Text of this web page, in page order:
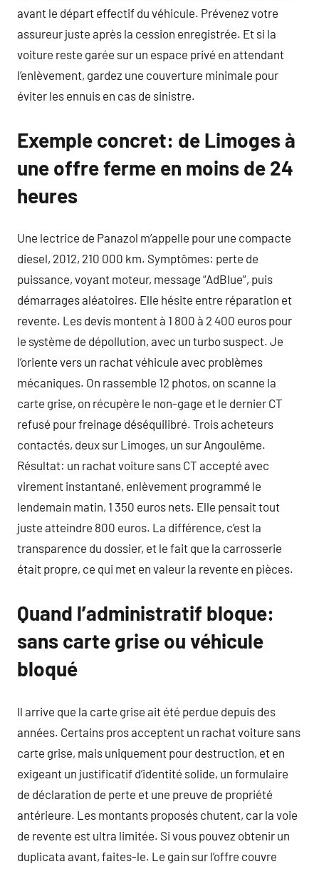
avant le départ effectif du véhicule. Prévenez votre
assureur juste après la cession enregistrée. Et si la
voiture reste garée sur un espace privé en attendant
l’enlèvement, gardez une couverture minimale pour
éviter les ennuis en cas de sinistre.
Exemple concret: de Limoges à
une offre ferme en moins de 24
heures
Une lectrice de Panazol m’appelle pour une compacte
diesel, 2012, 210 000 km. Symptômes: perte de
puissance, voyant moteur, message “AdBlue”, puis
démarrages aléatoires. Elle hésite entre réparation et
revente. Les devis montent à 1 800 à 2 400 euros pour
le système de dépollution, avec un turbo suspect. Je
l’oriente vers un rachat véhicule avec problèmes
mécaniques. On rassemble 12 photos, on scanne la
carte grise, on récupère le non-gage et le dernier CT
refusé pour freinage déséquilibré. Trois acheteurs
contactés, deux sur Limoges, un sur Angoulême.
Résultat: un rachat voiture sans CT accepté avec
virement instantané, enlèvement programmé le
lendemain matin, 1 350 euros nets. Elle pensait tout
juste atteindre 800 euros. La différence, c’est la
transparence du dossier, et le fait que la carrosserie
était propre, ce qui met en valeur la revente en pièces.
Quand l’administratif bloque:
sans carte grise ou véhicule
bloqué
Il arrive que la carte grise ait été perdue depuis des
années. Certains pros acceptent un rachat voiture sans
carte grise, mais uniquement pour destruction, et en
exigeant un justificatif d’identité solide, un formulaire
de déclaration de perte et une preuve de propriété
antérieure. Les montants proposés chutent, car la voie
de revente est ultra limitée. Si vous pouvez obtenir un
duplicata avant, faites-le. Le gain sur l’offre couvre